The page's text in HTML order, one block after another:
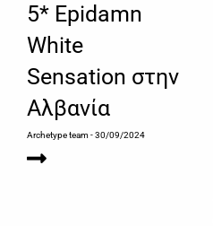
5* Epidamn
White
Sensation στην
Αλβανία
Archetype team- 30/09/2024